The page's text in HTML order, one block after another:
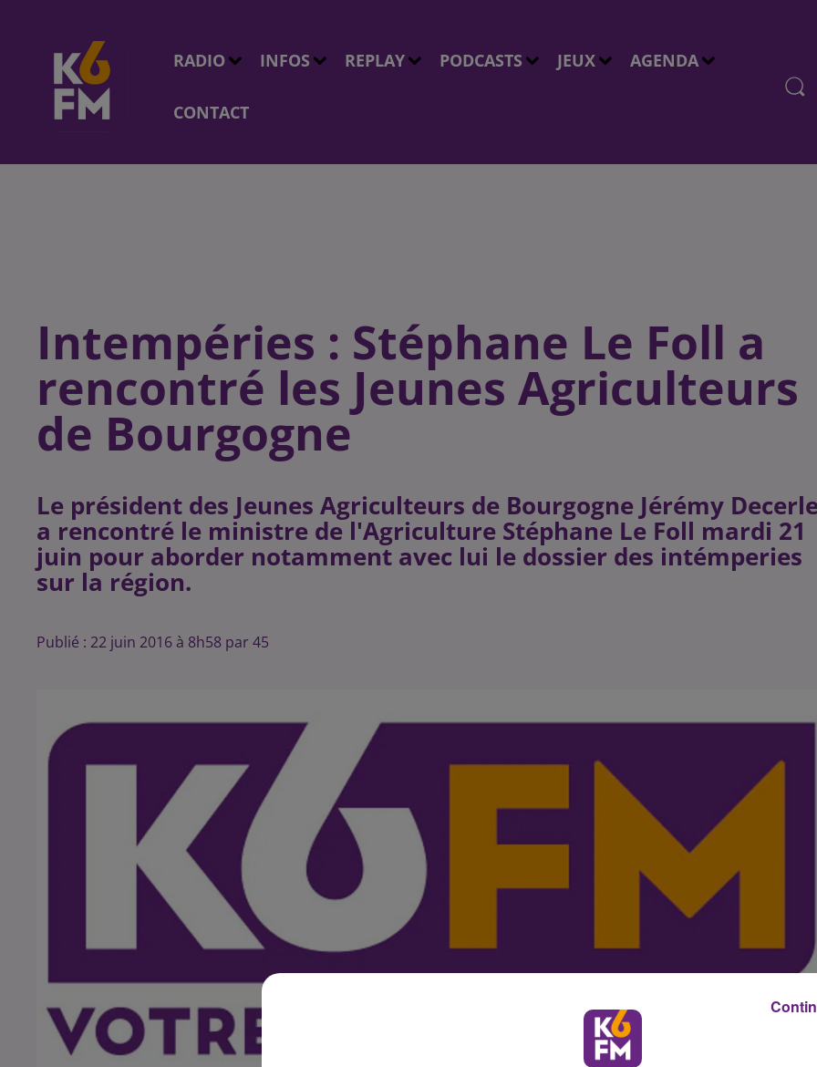
RADIO INFOS REPLAY PODCASTS JEUX AGENDA
CONTACT
Intempéries : Stéphane Le Foll a
rencontré les Jeunes Agriculteurs
de Bourgogne
Le président des Jeunes Agriculteurs de Bourgogne Jérémy
a rencontré le ministre de l'Agriculture Stéphane Le Foll mardi 21
juin pour aborder notamment avec lui le dossier des intémperies
Publié : 22 juin 2016 à 8h58 par 45